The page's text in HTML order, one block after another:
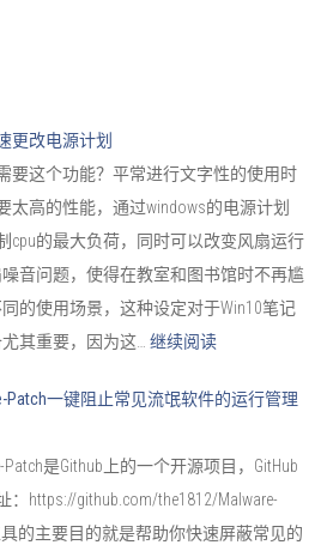
更改电源计划
要这个功能？平常进行文字性的使用时
太高的性能，通过windows的电源计划
cpu的最大负荷，同时可以改变风扇运行
音问题，使得在教室和图书馆时不再尴
的使用场景，这种设定对于Win10笔记
其重要，因为这… 继续阅读
Patch一键阻止常见流氓软件的运行管理
Patch是Github上的一个开源项目，GitHub
：https://github.com/the1812/Malware-
具的主要目的就是帮助你快速屏蔽常见的